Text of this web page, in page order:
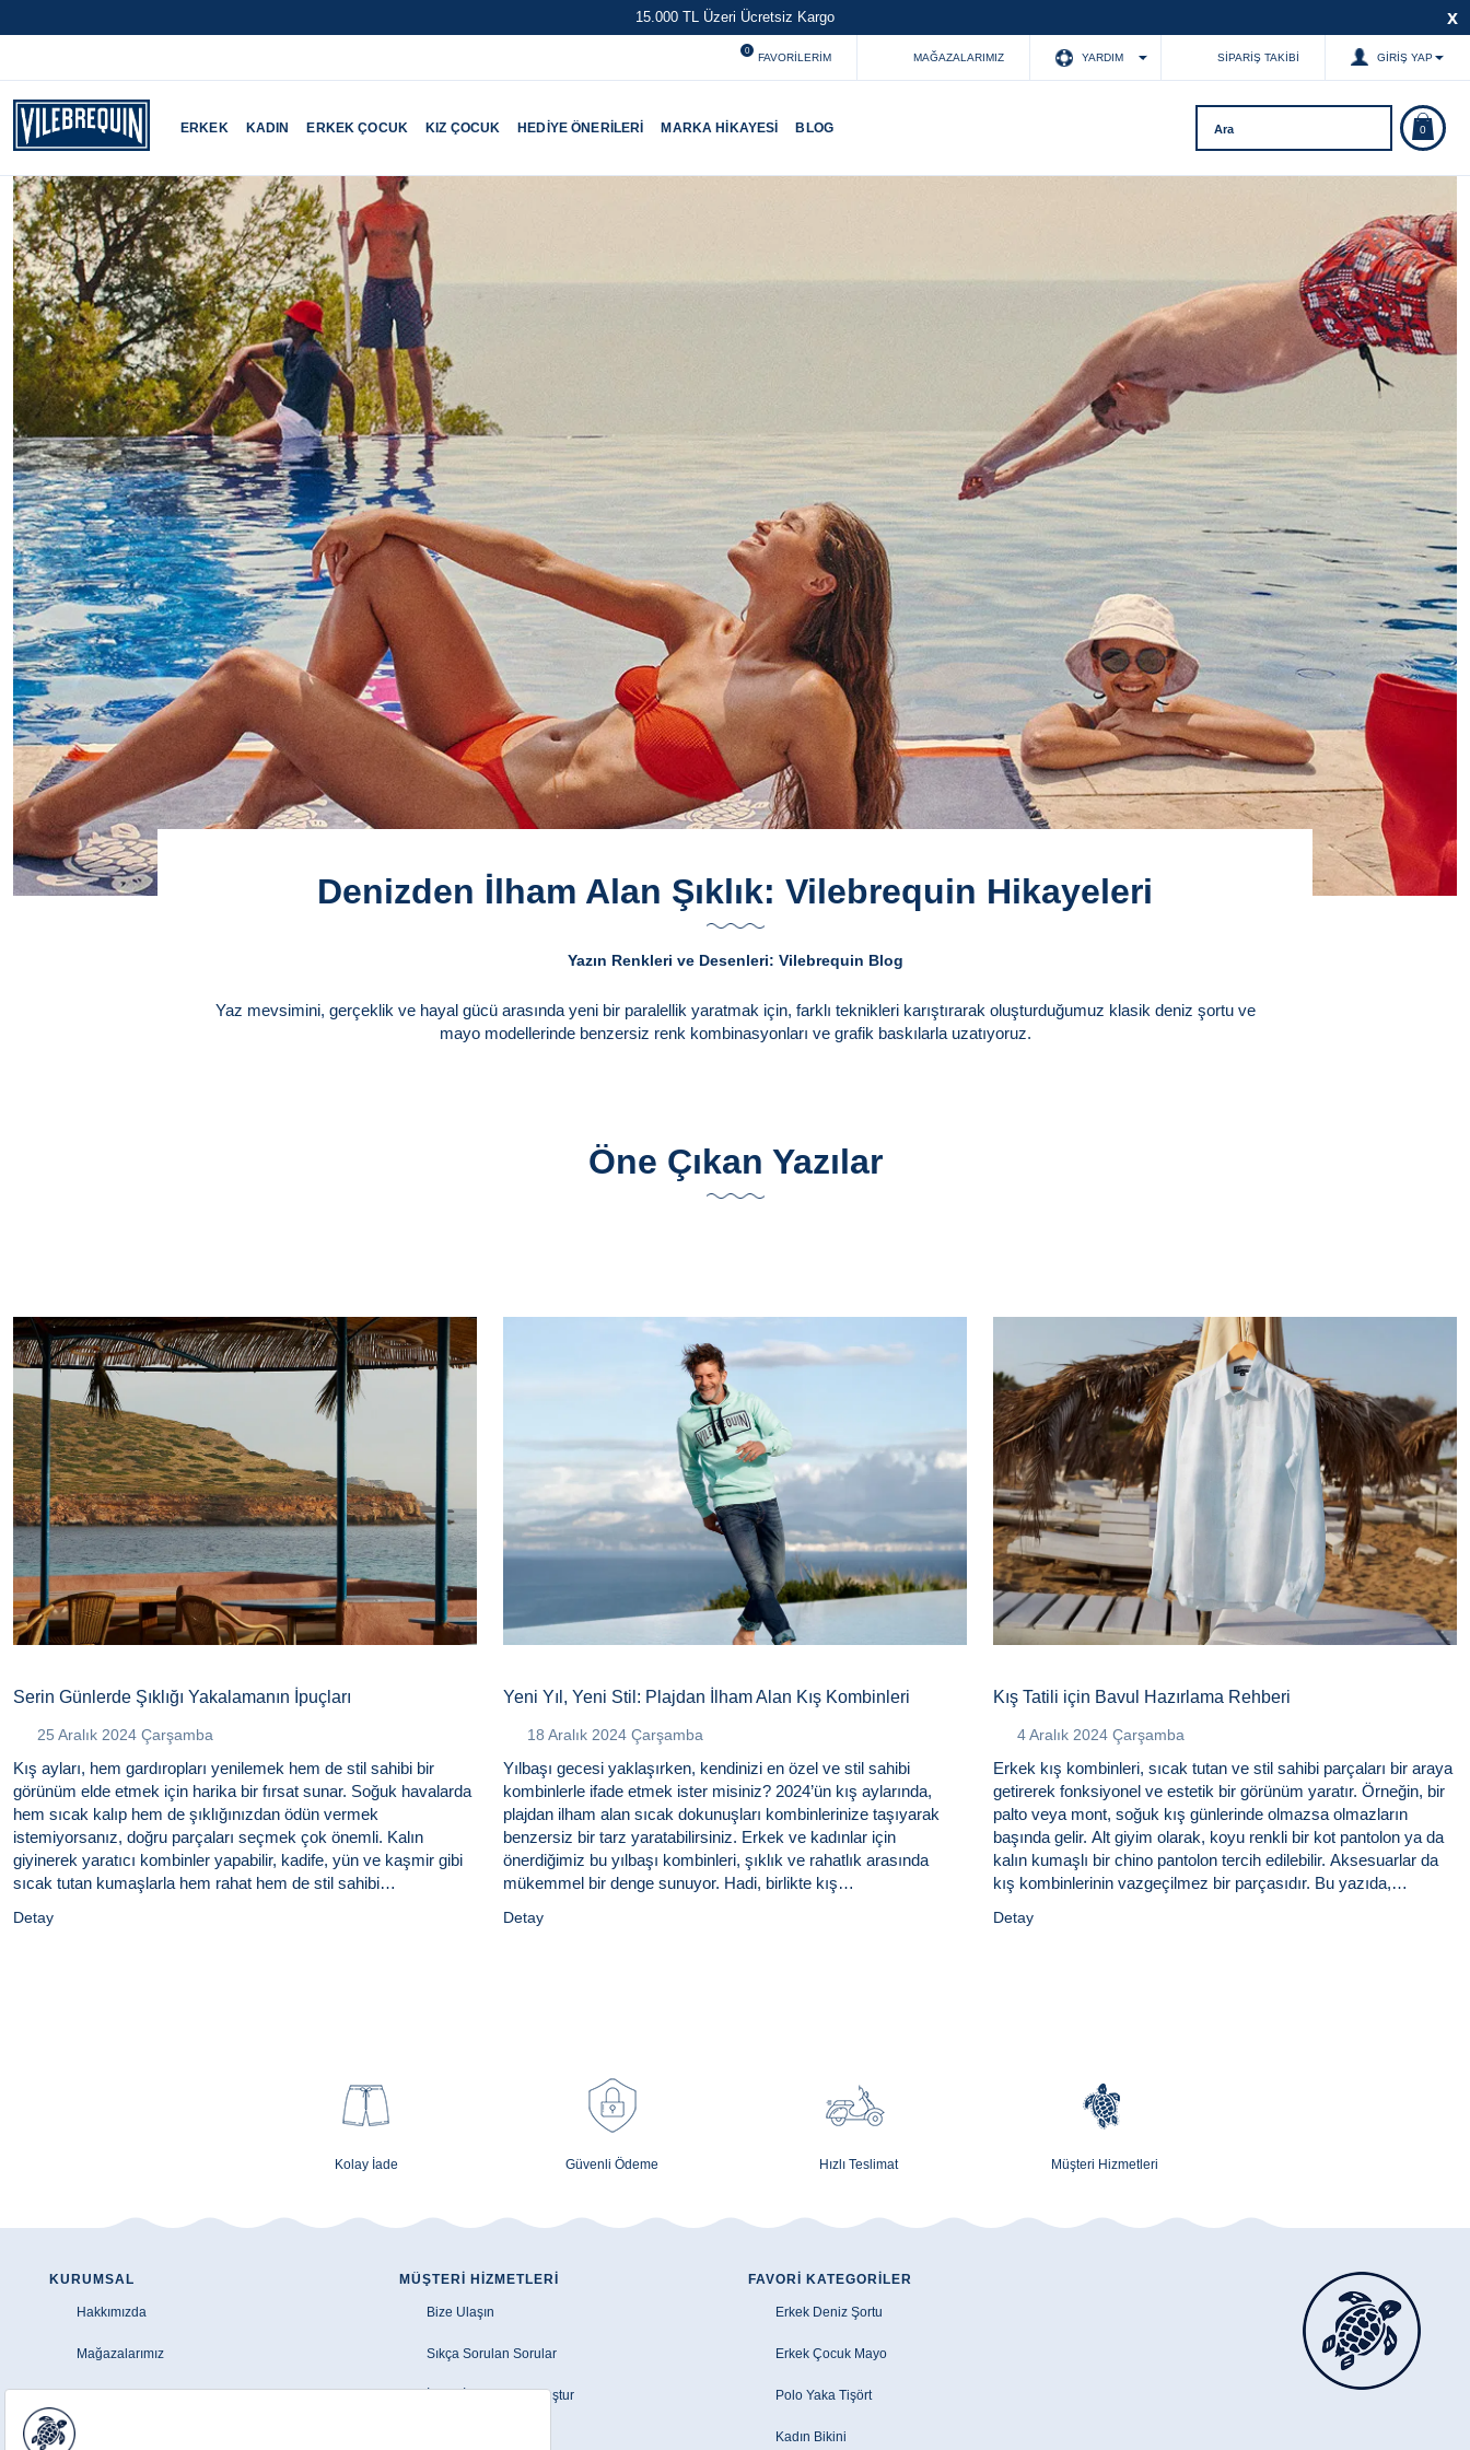
15.000 TL Üzeri Ücretsiz Kargo x
FAVORILERIM
0
MAĞAZALARIMIZ YARDIM SIPARIŞ TAKIBI GIRIŞ YAP
ERKEK KADIN ERKEK ÇOCUK KIZ ÇOCUK HEDIYE ÖNERILERI MARKA HIKAYESI BLOG 0
Denizden İlham Alan Şıklık: Vilebrequin Hikayeleri
Yazın Renkleri ve Desenleri: Vilebrequin Blog
Yaz mevsimini, gerçeklik ve hayal gücü arasında yeni bir paralellik yaratmak için, farklı teknikleri karıştırarak oluşturduğumuz klasik deniz şortu ve
mayo modellerinde benzersiz renk kombinasyonları ve grafik baskılarla uzatıyoruz.
Öne Çıkan Yazılar
Serin Günlerde Şıklığı Yakalamanın İpuçları
25 Aralık 2024 Çarşamba
Kış ayları, hem gardıropları yenilemek hem de stil sahibi bir
görünüm elde etmek için harika bir fırsat sunar. Soğuk havalarda
hem sıcak kalıp hem de şıklığınızdan ödün vermek
istemiyorsanız, doğru parçaları seçmek çok önemli. Kalın
giyinerek yaratıcı kombinler yapabilir, kadife, yün ve kaşmir gibi
sıcak tutan kumaşlarla hem rahat hem de stil sahibi
olacak, pratik ve şık kombin önerileri! Tarzınızı kışa en iyi şekilde
Detay
Yeni Yıl, Yeni Stil: Plajdan İlham Alan Kış Kombinleri
18 Aralık 2024 Çarşamba
Yılbaşı gecesi yaklaşırken, kendinizi en özel ve stil sahibi
kombinlerle ifade etmek ister misiniz? 2024’ün kış aylarında,
plajdan ilham alan sıcak dokunuşları kombinlerinize taşıyarak
benzersiz bir tarz yaratabilirsiniz. Erkek ve kadınlar için
önerdiğimiz bu yılbaşı kombinleri, şıklık ve rahatlık arasında
mükemmel bir denge sunuyor. Hadi, birlikte kış
kombin önerilerine göz atalım.
Detay
Kış Tatili için Bavul Hazırlama Rehberi
4 Aralık 2024 Çarşamba
Erkek kış kombinleri, sıcak tutan ve stil sahibi parçaları bir araya
getirerek fonksiyonel ve estetik bir görünüm yaratır. Örneğin, bir
palto veya mont, soğuk kış günlerinde olmazsa olmazların
başında gelir. Alt giyim olarak, koyu renkli bir kot pantolon ya da
kalın kumaşlı bir chino pantolon tercih edilebilir. Aksesuarlar da
kış kombinlerinin vazgeçilmez bir parçasıdır. Bu yazıda,
erkek kış giyim parçalarını ve valizinizi nasıl akıllıca
Detay
Kolay İade Güvenli Ödeme Hızlı Teslimat Müşteri Hizmetleri
KURUMSAL
Hakkımızda
Mağazalarımız
MÜŞTERI HIZMETLERI
Bize Ulaşın
Sıkça Sorulan Sorular
İptal - İade Talebi Oluştur
FAVORI KATEGORILER
Erkek Deniz Şortu
Erkek Çocuk Mayo
Polo Yaka Tişört
Kadın Bikini